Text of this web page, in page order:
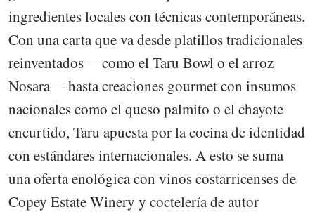
ingredientes locales con técnicas contemporáneas.
Con una carta que va desde platillos tradicionales
reinventados —como el Taru Bowl o el arroz
Nosara— hasta creaciones gourmet con insumos
nacionales como el queso palmito o el chayote
encurtido, Taru apuesta por la cocina de identidad
con estándares internacionales. A esto se suma
una oferta enológica con vinos costarricenses de
Copey Estate Winery y coctelería de autor